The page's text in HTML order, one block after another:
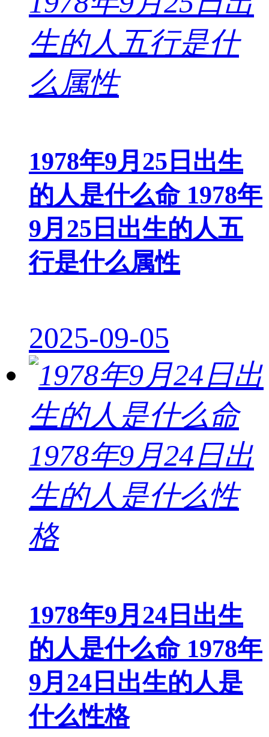
1978年9月25日出生
的人是什么命 1978年
9月25日出生的人五
行是什么属性
2025-09-05
1978年9月24日出生
的人是什么命 1978年
9月24日出生的人是
什么性格